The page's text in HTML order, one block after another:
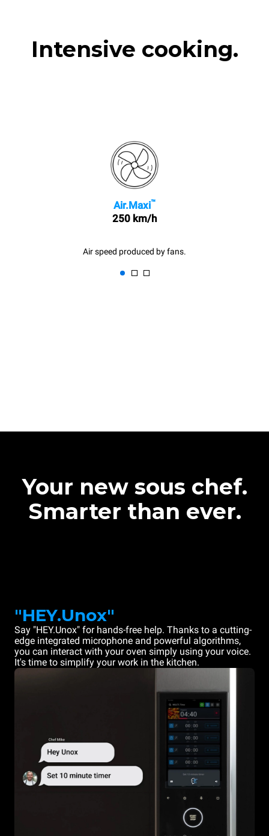
Intensive cooking.
Air.Maxi™
250 km/h
Air speed produced by fans.
Your new sous chef.
Smarter than ever.
"HEY.Unox"
Say "HEY.Unox" for hands-free help. Thanks to a cutting-
edge integrated microphone and powerful algorithms,
you can interact with your oven simply using your voice.
It's time to simplify your work in the kitchen.